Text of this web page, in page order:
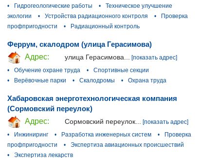
•
Гидрогеологические работы •
Техническое улучшение
экологии
• Устройства радиационного контроля •
Проверка
профпригодности
• Радиационный контроль
Феррум, скалодром (улица Герасимова)
Адрес:
улица Герасимова...
[показать адрес]
•
Обучение охране труда •
Спортивные секции
•
Верёвочные парки • Скалодромы • Охрана труда
Хабаровская энерготехнологическая компания
(Сормовский переулок)
Адрес:
Сормовский переулок...
[показать адрес]
•
Инжиниринг • Разработка инженерных систем •
Проверка
профпригодности
•
Экспертиза авиационных происшествий
•
Экспертиза лекарств